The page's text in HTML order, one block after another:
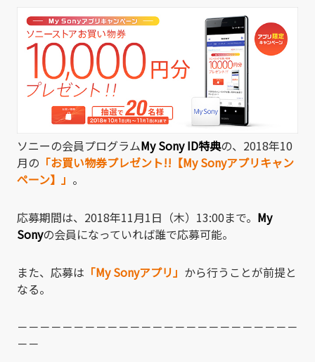
ソニーの会員プログラムMy Sony ID特典の、2018年10
月の 「お買い物券プレゼント!!【My Sonyアプリキャン
ペーン】」 。
応募期間は、2018年11月1日（木）13:00まで。 My
Sonyの会員になっていれば誰で応募可能。
また、応募は 「My Sonyアプリ」 から行うことが前提と
なる。
－－－－－－－－－－－－－－－－－－－－－－－－－
－－